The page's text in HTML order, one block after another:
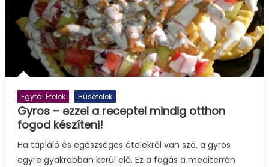
Egytál Ételek Húsételek
Gyros – ezzel a receptel mindig otthon
fogod készíteni!
Ha tápláló és egészséges ételekről van szó, a gyros
egyre gyakrabban kerül elő. Ez a fogás a mediterrán